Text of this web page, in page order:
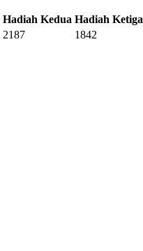
Hadiah Kedua Hadiah Ketiga
2187 1842